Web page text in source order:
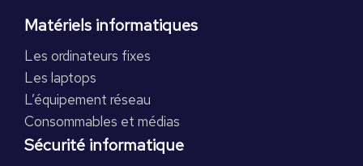
Matériels informatiques
Les ordinateurs fixes
Les laptops
L’équipement réseau
Consommables et médias
Sécurité informatique